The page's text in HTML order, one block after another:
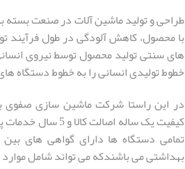
طراحی و تولید ماشین آلات در صنعت
با محصول، کاهش آلودگی در طول فرآیند
های سنتی تولید محصول توسط نیروی
خطوط تولیدی انسانی را به خطوط دستگاه
در این راستا شرکت ماشین سازی صفوی
کیفیت یک ساله
تمامی دستگاه ها دارای گواهی های
بهداشتی می باشندکه می تواند شامل